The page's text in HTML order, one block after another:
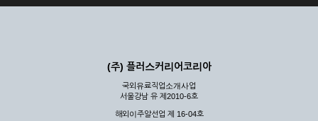
(주) 플러스커리어코리아
국외유료직업소개사업
서울강남 유 제2010-6호
해외이주알선업 제 16-04호